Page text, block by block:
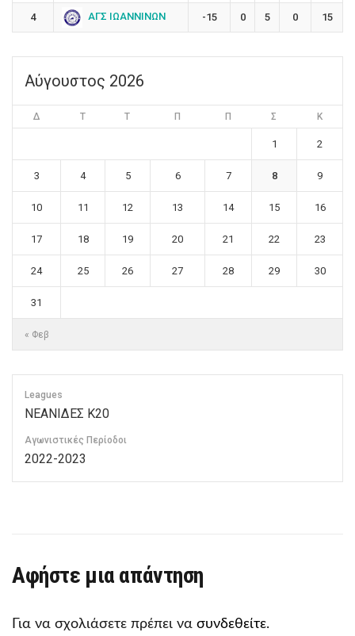
4 ΑΓΣ ΙΩΑΝΝΙΝΩΝ -15 0 5 0 15
Αύγουστος 2026
Δ Τ Τ Π Π Σ Κ
« Φεβ
1 2
3 4 5 6 7 8 9
10 11 12 13 14 15 16
17 18 19 20 21 22 23
24 25 26 27 28 29 30
31
Leagues
ΝΕΑΝΙΔΕΣ Κ20
Αγωνιστικές Περίοδοι
2022-2023
Αφήστε μια απάντηση
Για να σχολιάσετε πρέπει να συνδεθείτε.